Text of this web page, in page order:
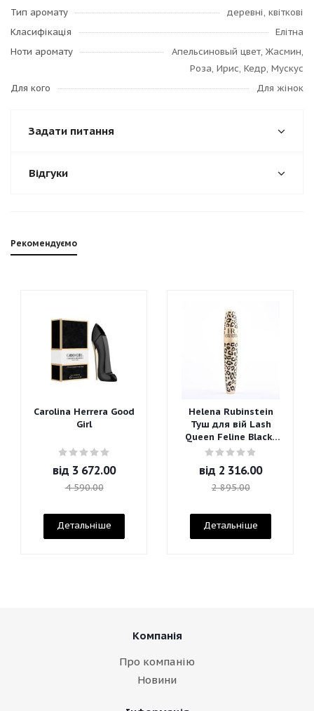
Тип аромату
деревні, квіткові
Класифікація
Елітна
Ноти аромату
Апельсиновый цвет, Жасмин,
Роза, Ирис, Кедр, Мускус
Для кого
Для жінок
Задати питання
Відгуки
Рекомендуємо
Carolina Herrera Good
Girl
від 3 672.00
4 590.00
Детальніше
Helena Rubinstein
Туш для вій Lash
Queen Feline Blacks
Mascara
від 2 316.00
2 895.00
Детальніше
Компанія
Про компанію
Новини